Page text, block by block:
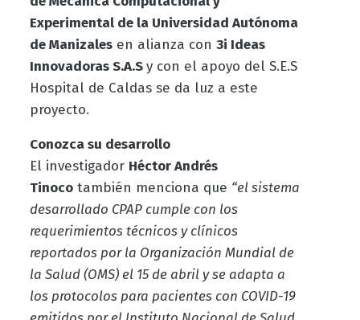
Experimental de la Universidad Autónoma
de Manizalesen alianza con 3i Ideas
Innovadoras S.A.Sy con el apoyo del S.E.S
Hospital de Caldas se da luz a este
proyecto.
Conozca su desarrollo
El investigador Héctor Andrés
Tinocotambién menciona que “el sistema
desarrollado CPAP cumple con los
requerimientos técnicos y clínicos
reportados por la Organización Mundial de
la Salud (OMS) el 15 de abril y se adapta a
los protocolos para pacientes con COVID-19